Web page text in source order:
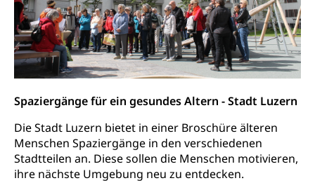
Spaziergänge für ein gesundes Altern - Stadt Luzern
Die Stadt Luzern bietet in einer Broschüre älteren
Menschen Spaziergänge in den verschiedenen
Stadtteilen an. Diese sollen die Menschen motivieren,
ihre nächste Umgebung neu zu entdecken.
Schlichtungsstelle SEG
Anlaufstelle Schutz vor Diskriminierung
(fabia)
Schutz vor Diskriminierung
Strafregister und Strafverfahren
Strafrecht, Strafrechtspflege, Gerichtsverfahren,
Strafregistereintrag, Strafregisterauszug,
Kriminalität
Vormundschaft
Vormundschaftsbehörde, Kindesschutz,
Jugendschutz
Kindes- und Erwachsenenschutz KESB